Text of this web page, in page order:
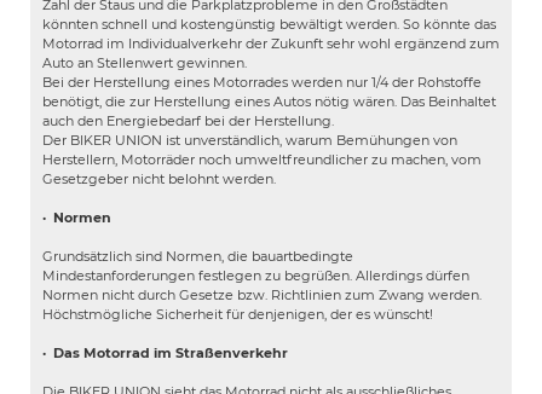
Zahl der Staus und die Parkplatzprobleme in den Großstädten
könnten schnell und kostengünstig bewältigt werden. So könnte das
Motorrad im Individualverkehr der Zukunft sehr wohl ergänzend zum
Auto an Stellenwert gewinnen.
Bei der Herstellung eines Motorrades werden nur 1/4 der Rohstoffe
benötigt, die zur Herstellung eines Autos nötig wären. Das Beinhaltet
auch den Energiebedarf bei der Herstellung.
Der BIKER UNION ist unverständlich, warum Bemühungen von
Herstellern, Motorräder noch umweltfreundlicher zu machen, vom
Gesetzgeber nicht belohnt werden.
· Normen
Grundsätzlich sind Normen, die bauartbedingte
Mindestanforderungen festlegen zu begrüßen. Allerdings dürfen
Normen nicht durch Gesetze bzw. Richtlinien zum Zwang werden.
Höchstmögliche Sicherheit für denjenigen, der es wünscht!
· Das Motorrad im Straßenverkehr